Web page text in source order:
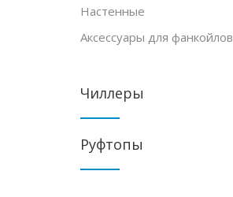
Настенные
Аксессуары для фанкойлов
Чиллеры
Руфтопы